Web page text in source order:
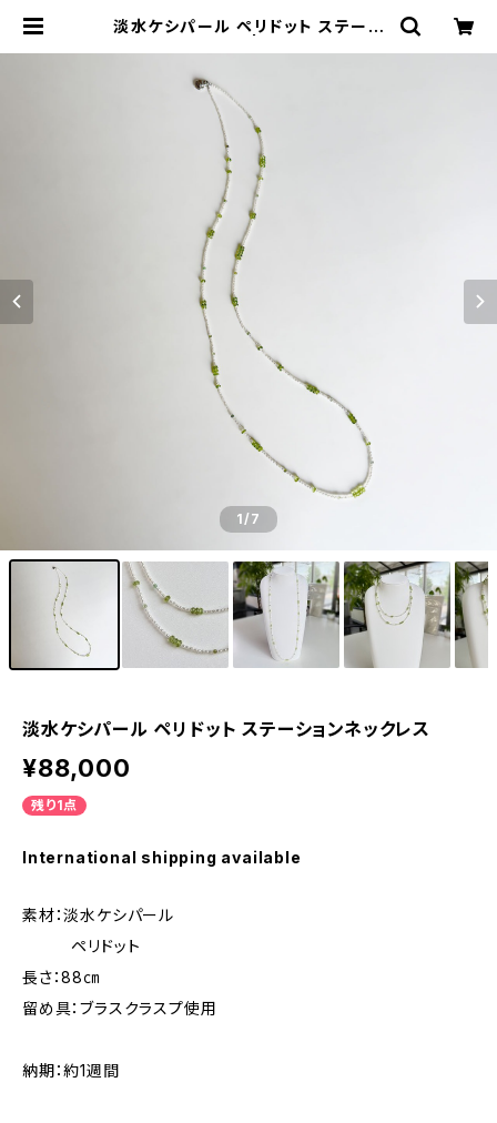
淡水ケシパール ペリドット ステーシ
1/7
淡水ケシパール ペリドット ステーションネックレス
¥88,000
残り1点
International shipping available
素材：淡水ケシパール
ペリドット
長さ：88㎝
留め具：ブラスクラスプ使用
納期：約1週間